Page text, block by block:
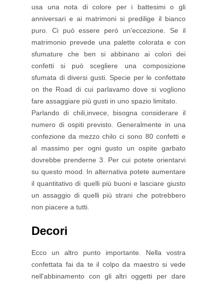
usa una nota di colore per i battesimi o gli
anniversari e ai matrimoni si predilige il bianco
puro. Ci può essere però un'eccezione. Se il
matrimonio prevede una palette colorata e con
sfumature che ben si abbinano ai colori dei
confetti si può scegliere una composizione
sfumata di diversi gusti. Specie per le confettate
on the Road di cui parlavamo dove si vogliono
fare assaggiare più gusti in uno spazio limitato.
Parlando di chili,invece, bisogna considerare il
numero di ospiti previsto. Generalmente in una
confezione da mezzo chilo ci sono 80 confetti e
al massimo per ogni gusto un ospite garbato
dovrebbe prenderne 3. Per cui potete orientarvi
su questo mood. In alternativa potete aumentare
il quantitativo di quelli più buoni e lasciare giusto
un assaggio di quelli più strani che potrebbero
non piacere a tutti.
Decori
Ecco un altro punto importante. Nella vostra
confettata fai da te il colpo da maestro si vede
nell'abbinamento con gli altri oggetti per dare